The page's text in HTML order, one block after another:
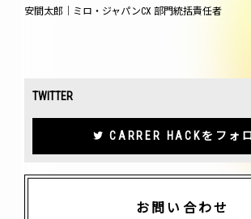
安間太郎｜ミロ・ジャパンCX 部門統括責任者
TWITTER
CARRER HACKをフォ
お問い合わせ